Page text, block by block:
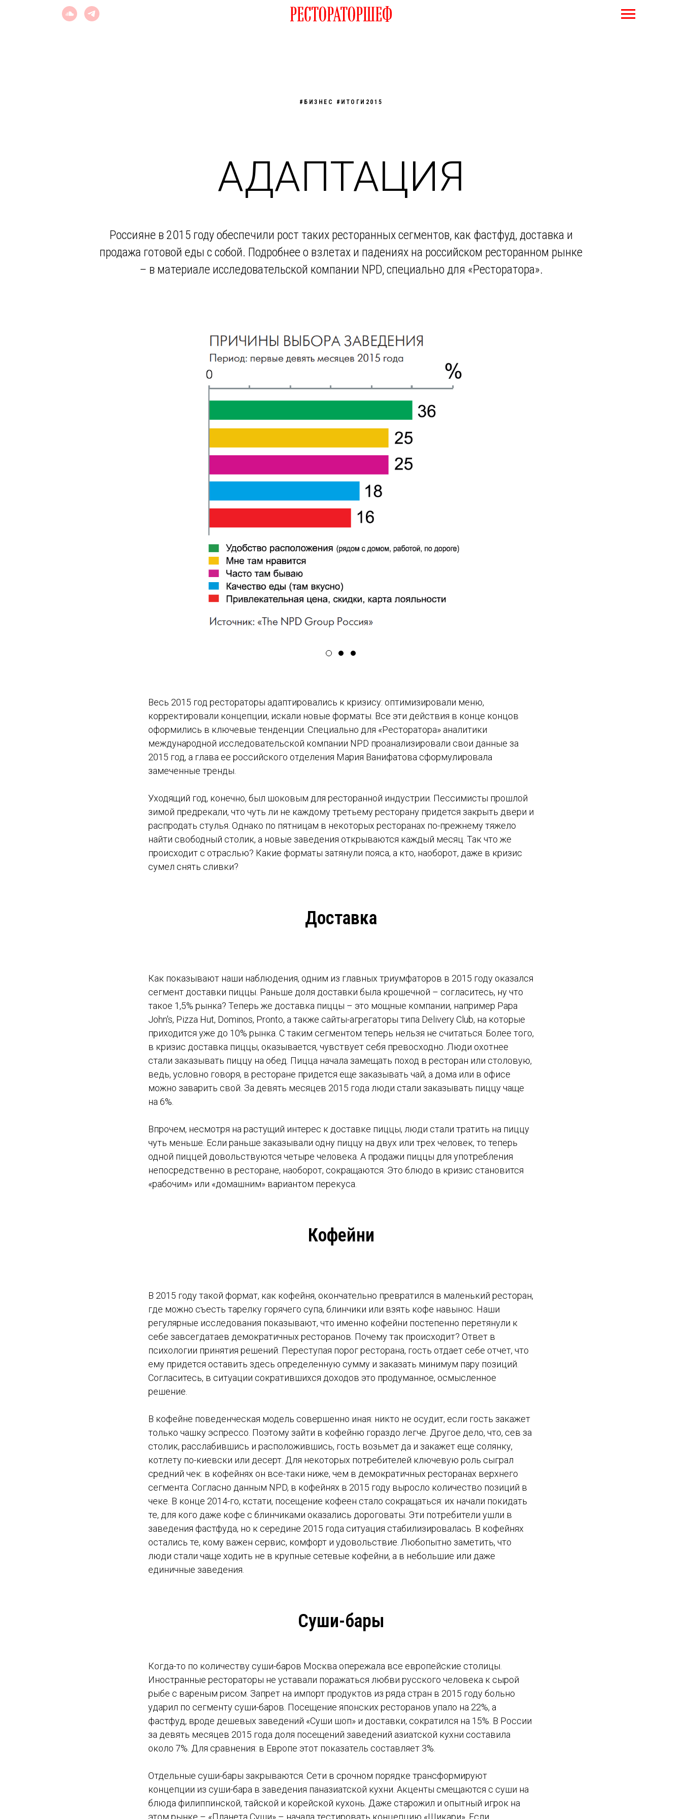
#БИЗНЕС #ИТОГИ2015
АДАПТАЦИЯ
Россияне в 2015 году обеспечили рост таких ресторанных сегментов, как фастфуд, доставка и
продажа готовой еды с собой. Подробнее о взлетах и падениях на российском ресторанном рынке
– в материале исследовательской компании NPD, специально для «Ресторатора».
Весь 2015 год рестораторы адаптировались к кризису: оптимизировали меню,
корректировали концепции, искали новые форматы. Все эти действия в конце концов
оформились в ключевые тенденции. Специально для «Ресторатора» аналитики
международной исследовательской компании NPD проанализировали свои данные за
2015 год, а глава ее российского отделения Мария Ванифатова сформулировала
замеченные тренды.
Уходящий год, конечно, был шоковым для ресторанной индустрии. Пессимисты прошлой
зимой предрекали, что чуть ли не каждому третьему ресторану придется закрыть двери и
распродать стулья. Однако по пятницам в некоторых ресторанах по-прежнему тяжело
найти свободный столик, а новые заведения открываются каждый месяц. Так что же
происходит с отраслью? Какие форматы затянули пояса, а кто, наоборот, даже в кризис
сумел снять сливки?
Доставка
Как показывают наши наблюдения, одним из главных триумфаторов в 2015 году оказался
сегмент доставки пиццы. Раньше доля доставки была крошечной – согласитесь, ну что
такое 1,5% рынка? Теперь же доставка пиццы – это мощные компании, например Papa
John's, Pizza Hut, Dominos, Pronto, а также сайты-агрегаторы типа Delivery Club, на которые
приходится уже до 10% рынка. С таким сегментом теперь нельзя не считаться. Более того,
в кризис доставка пиццы, оказывается, чувствует себя превосходно. Люди охотнее
стали заказывать пиццу на обед. Пицца начала замещать поход в ресторан или столовую,
ведь, условно говоря, в ресторане придется еще заказывать чай, а дома или в офисе
можно заварить свой. За девять месяцев 2015 года люди стали заказывать пиццу чаще
на 6%.
Впрочем, несмотря на растущий интерес к доставке пиццы, люди стали тратить на пиццу
чуть меньше. Если раньше заказывали одну пиццу на двух или трех человек, то теперь
одной пиццей довольствуются четыре человека. А продажи пиццы для употребления
непосредственно в ресторане, наоборот, сокращаются. Это блюдо в кризис становится
«рабочим» или «домашним» вариантом перекуса.
Кофейни
В 2015 году такой формат, как кофейня, окончательно превратился в маленький ресторан,
где можно съесть тарелку горячего супа, блинчики или взять кофе навынос. Наши
регулярные исследования показывают, что именно кофейни постепенно перетянули к
себе завсегдатаев демократичных ресторанов. Почему так происходит? Ответ в
психологии принятия решений. Переступая порог ресторана, гость отдает себе отчет, что
ему придется оставить здесь определенную сумму и заказать минимум пару позиций.
Согласитесь, в ситуации сократившихся доходов это продуманное, осмысленное
решение.
В кофейне поведенческая модель совершенно иная: никто не осудит, если гость закажет
только чашку эспрессо. Поэтому зайти в кофейню гораздо легче. Другое дело, что, сев за
столик, расслабившись и расположившись, гость возьмет да и закажет еще солянку,
котлету по-киевски или десерт. Для некоторых потребителей ключевую роль сыграл
средний чек: в кофейнях он все-таки ниже, чем в демократичных ресторанах верхнего
сегмента. Согласно данным NPD, в кофейнях в 2015 году выросло количество позиций в
чеке. В конце 2014-го, кстати, посещение кофеен стало сокращаться: их начали покидать
те, для кого даже кофе с блинчиками оказались дороговаты. Эти потребители ушли в
заведения фастфуда, но к середине 2015 года ситуация стабилизировалась. В кофейнях
остались те, кому важен сервис, комфорт и удовольствие. Любопытно заметить, что
люди стали чаще ходить не в крупные сетевые кофейни, а в небольшие или даже
единичные заведения.
Суши-бары
Когда-то по количеству суши-баров Москва опережала все европейские столицы.
Иностранные рестораторы не уставали поражаться любви русского человека к сырой
рыбе с вареным рисом. Запрет на импорт продуктов из ряда стран в 2015 году больно
ударил по сегменту суши-баров. Посещение японских ресторанов упало на 22%, а
фастфуд, вроде дешевых заведений «Суши шоп» и доставки, сократился на 15%. В России
за девять месяцев 2015 года доля посещений заведений азиатской кухни составила
около 7%. Для сравнения: в Европе этот показатель составляет 3%.
Отдельные суши-бары закрываются. Сети в срочном порядке трансформируют
концепции из суши-бара в заведения паназиатской кухни. Акценты смещаются с суши на
блюда филиппинской, тайской и корейской кухонь. Даже старожил и опытный игрок на
этом рынке – «Планета Суши» – начала тестировать концепцию «Шикари». Если